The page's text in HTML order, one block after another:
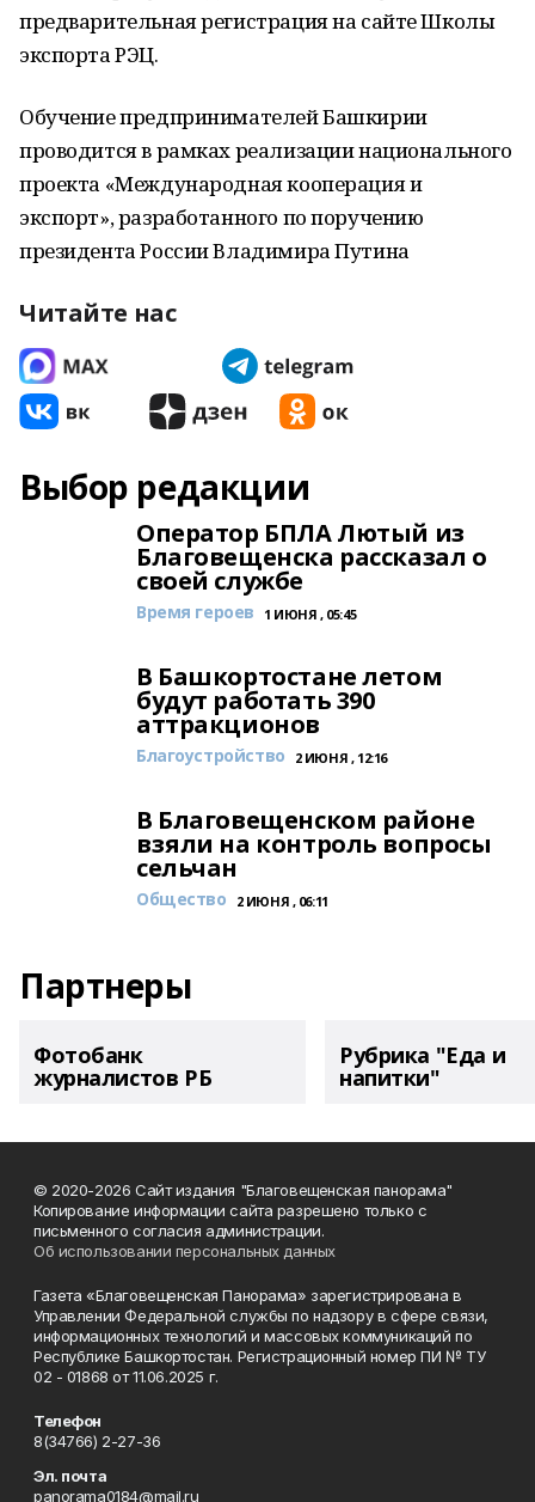
предварительная регистрация на сайте Школы
экспорта РЭЦ.
Обучение предпринимателей Башкирии
проводится в рамках реализации национального
проекта «Международная кооперация и
экспорт», разработанного по поручению
президента России Владимира Путина
Читайте нас
Выбор редакции
Оператор БПЛА Лютый из
Благовещенска рассказал о
своей службе
Время героев 1 ИЮНЯ , 05:45
В Башкортостане летом
будут работать 390
аттракционов
Благоустройство 2 ИЮНЯ , 12:16
В Благовещенском районе
взяли на контроль вопросы
сельчан
Общество 2 ИЮНЯ , 06:11
Партнеры
Фотобанк
журналистов РБ
Рубрика "Еда и
напитки"
© 2020-2026 Сайт издания "Благовещенская панорама"
Копирование информации сайта разрешено только с
письменного согласия администрации.
Об использовании персональных данных
Газета «Благовещенская Панорама» зарегистрирована в
Управлении Федеральной службы по надзору в сфере связи,
информационных технологий и массовых коммуникаций по
Республике Башкортостан. Регистрационный номер ПИ № ТУ
02 - 01868 от 11.06.2025 г.
Телефон
8(34766) 2-27-36
Эл. почта
panorama0184@mail.ru